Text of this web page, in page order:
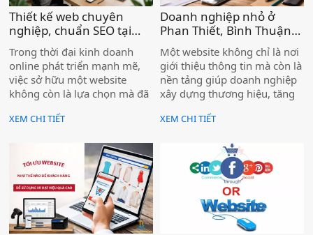
Thiết kế web chuyên
nghiệp, chuẩn SEO tại
Lâm Đồng, hiệu quả cho
doanh nghiệp )
Trong thời đại kinh doanh
online phát triển mạnh mẽ,
việc sở hữu một website
không còn là lựa chọn mà đã
với mọi doanh nghiệp. Đặc
thế mạnh về du lịch, nông
nghiệp và dịch vụ – nhu cầu
xây dựng thương hiệu trên
Internet ngày càng tăng cao.
XEM CHI TIẾT
Doanh nghiệp nhỏ ở
Phan Thiết, Bình Thuận
có cần website không ? )
Một website không chỉ là nơi
giới thiệu thông tin mà còn là
nền tảng giúp doanh nghiệp
xây dựng thương hiệu, tăng
hàng từ Google. Khi khách
thấy doanh nghiệp có
website rõ ràng, chuyên
nghiệp, khả năng liên hệ sẽ
cao hơn rất nhiều.
XEM CHI TIẾT